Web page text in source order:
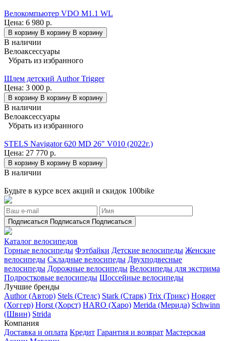
Велокомпьютер VDO M1.1 WL
Цена: 6 980 р.
В корзину В корзину В корзину
В наличии
Велоаксессуары
Убрать из избранного
Шлем детский Author Trigger
Цена: 3 000 р.
В корзину В корзину В корзину
В наличии
Велоаксессуары
Убрать из избранного
STELS Navigator 620 MD 26" V010 (2022г.)
Цена: 27 770 р.
В корзину В корзину В корзину
В наличии
Будьте в курсе всех акций и скидок 100bike
Подписаться Подписаться Подписаться
Каталог велосипедов
Горные велосипеды Фэтбайки Детские велосипеды Женские
велосипеды Складные велосипеды Двухподвесные
велосипеды Дорожные велосипеды Велосипеды для экстрима
Подростковые велосипеды Шоссейные велосипеды
Лучшие бренды
Author (Автор) Stels (Стелс) Stark (Старк) Trix (Трикс) Hogger
(Хоггер) Horst (Хорст) HARO (Харо) Merida (Мерида) Schwinn
(Швин) Strida
Компания
Доставка и оплата Кредит Гарантия и возврат Мастерская